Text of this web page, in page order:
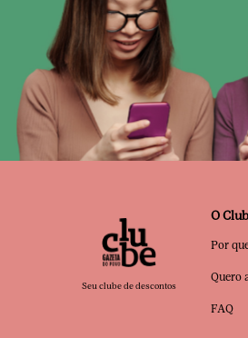
Seu clube de descontos
O
Por
Quero
FAQ